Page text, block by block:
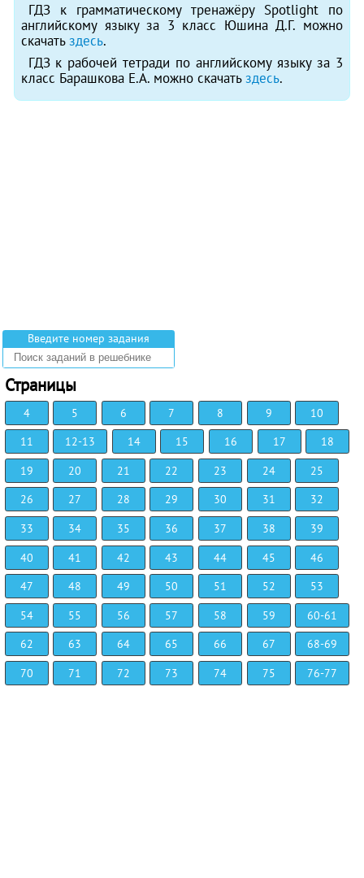
ГДЗ к грамматическому тренажёру Spotlight по
английскому языку за 3 класс Юшина Д.Г. можно
скачатьздесь.
ГДЗ к рабочей тетради по английскому языку за 3
класс Барашкова Е.А. можно скачатьздесь.
Введите номер задания
Страницы
4 5 6 7 8 9
10
11
12-13 14 15 16 17
18
19
20 21 22 23 24
25
26
27 28 29 30 31
32
33
34 35 36 37 38
39
40
41 42 43 44 45
46
47
48 49 50 51 52
53
54
55 56 57 58 59
60-61
62
63 64 65 66 67
68-69
70
71 72 73 74 75 76-77